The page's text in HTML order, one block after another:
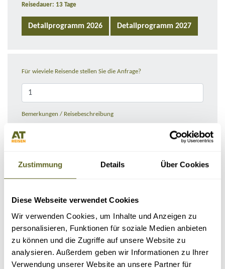
Zustimmung Details Über Cookies
Diese Webseite verwendet Cookies
Wir verwenden Cookies, um Inhalte und Anzeigen zu
personalisieren, Funktionen für soziale Medien anbieten
zu können und die Zugriffe auf unsere Website zu
analysieren. Außerdem geben wir Informationen zu Ihrer
Verwendung unserer Website an unsere Partner für
Reisedauer: 13 Tage
Detailprogramm 2026 Detailprogramm 2027
Für wieviele Reisende stellen Sie die Anfrage?
Bemerkungen / Reisebeschreibung
KONTAKTDATEN